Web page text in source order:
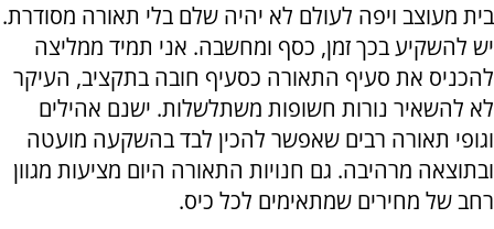
בית מעוצב ויפה לעולם לא יהיה שלם בלי תאורה מסודרת.
יש להשקיע בכך זמן, כסף ומחשבה. אני תמיד ממליצה
להכניס את סעיף התאורה כסעיף חובה בתקציב, העיקר
לא להשאיר נורות חשופות משתלשלות. ישנם אהילים
וגופי תאורה רבים שאפשר להכין לבד בהשקעה מועטה
ובתוצאה מרהיבה. גם חנויות התאורה היום מציעות מגוון
רחב של מחירים שמתאימים לכל כיס.